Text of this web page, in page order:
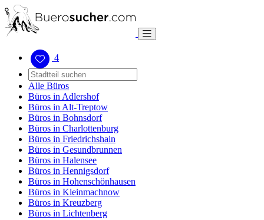
4
Alle Büros
Büros in Adlershof
Büros in Alt-Treptow
Büros in Bohnsdorf
Büros in Charlottenburg
Büros in Friedrichshain
Büros in Gesundbrunnen
Büros in Halensee
Büros in Hennigsdorf
Büros in Hohenschönhausen
Büros in Kleinmachnow
Büros in Kreuzberg
Büros in Lichtenberg